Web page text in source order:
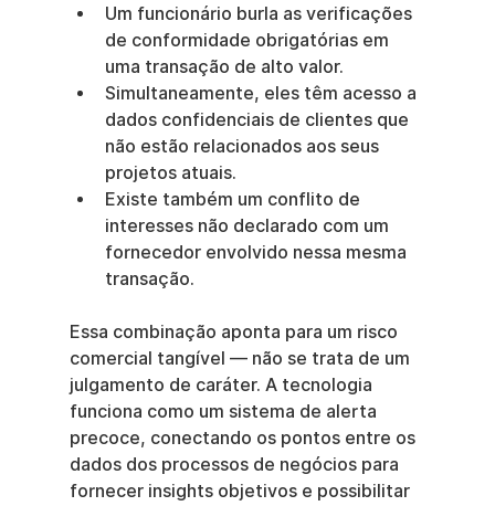
Um funcionário burla as verificações
de conformidade obrigatórias em
uma transação de alto valor.
Simultaneamente, eles têm acesso a
dados confidenciais de clientes que
não estão relacionados aos seus
projetos atuais.
Existe também um conflito de
interesses não declarado com um
fornecedor envolvido nessa mesma
transação.
Essa combinação aponta para um risco
comercial tangível — não se trata de um
julgamento de caráter. A tecnologia
funciona como um sistema de alerta
precoce, conectando os pontos entre os
dados dos processos de negócios para
fornecer insights objetivos e possibilitar